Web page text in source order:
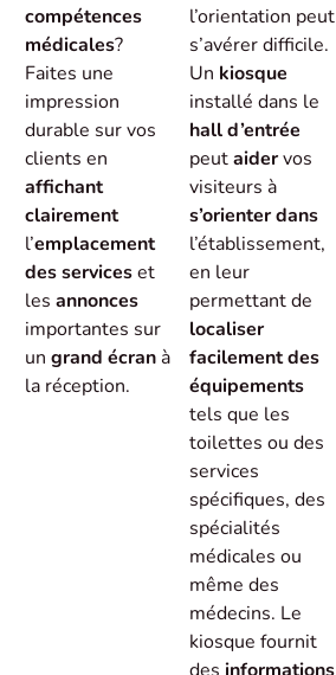
compétences
médicales?
Faites une
impression
durable sur vos
clients en
affichant
clairement
l’emplacement
des serviceset
les annonces
importantes sur
un grand écranà
la réception.
l’orientation peut
s’avérer difficile.
Un kiosque
installé dans le
hall d’entrée
peutaidervos
visiteurs à
s’orienter dans
l’établissement,
en leur
permettant de
localiser
facilement des
équipements
tels que les
toilettes ou des
services
spécifiques, des
spécialités
médicales ou
même des
médecins. Le
kiosque fournit